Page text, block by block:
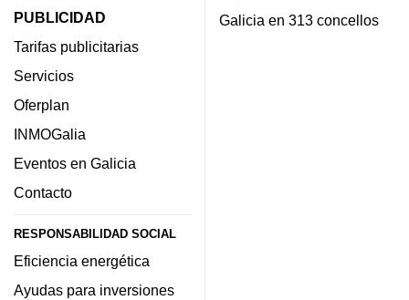
PUBLICIDAD
Tarifas publicitarias
Servicios
Oferplan
INMOGalia
Eventos en Galicia
Contacto
RESPONSABILIDAD SOCIAL
Eficiencia energética
Ayudas para inversiones
Galicia en 313 concellos